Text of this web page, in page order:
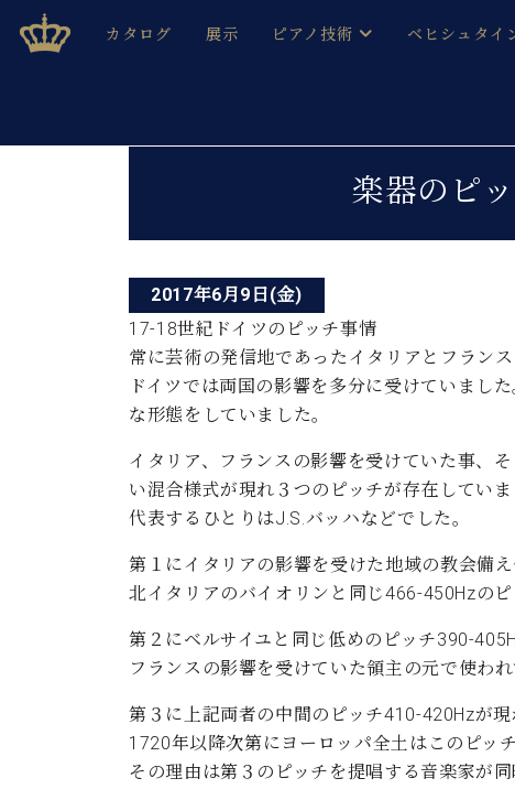
ベヒシュタインジャパン公式サイト
BECHSTEIN JAPAN Official Site
カタログ
C.ベヒシュタイン コンサート
C.ベヒシュタイン コンサート
C.ベヒシュタイン アカデミー
W.ホフマン プロフェッショナル
W.ホフマン トラディション
W.ホフマン ヴィジョン
展示 ピアノ技術
音色とタッチ
み
ピアノ製造番号
ベヒシュタイ
ベヒシュタイ
納入実績 ホ
納入実績 音楽
ベヒシュタイン・シ
ベヒシュタイン・セントラム 東京
ホール・スタジオレンタル
ホール・スタジオ空き状況
ピアノのコンシェルジュ
お問い合わせ
アーティストカスタマーサービス(調
お問い合わせ
楽器のピ
2017年6月9日(金)
17-18世紀ドイツのピッチ事情
常に芸術の発信地であったイタリアとフラン
ドイツでは両国の影響を多分に受けていまし
な形態をしていました。
イタリア、フランスの影響を受けていた事、
い混合様式が現れ３つのピッチが存在してい
代表するひとりはJ.S.バッハなどでした。
第１にイタリアの影響を受けた地域の教会備
北イタリアのバイオリンと同じ466-450Hzのピ
第２にベルサイユと同じ低めのピッチ390-
フランスの影響を受けていた領主の元で使われ
第３に上記両者の中間のピッチ410-420Hzが現
1720年以降次第にヨーロッパ全土はこのピッ
その理由は第３のピッチを提唱する音楽家が
ナ
ビ
ゲ
ー
シ
ョ
ン